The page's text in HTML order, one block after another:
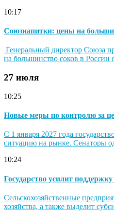
10:17
Союзнапитки: цены на
Генеральный директор Союза
на большинство соков в России
27 июля
10:25
Новые меры по контролю за
С 1 января 2027 года
ситуацию на рынке. Сенаторы
10:24
Государство усилит
Сельскохозяйственные
хозяйства, а также выделит